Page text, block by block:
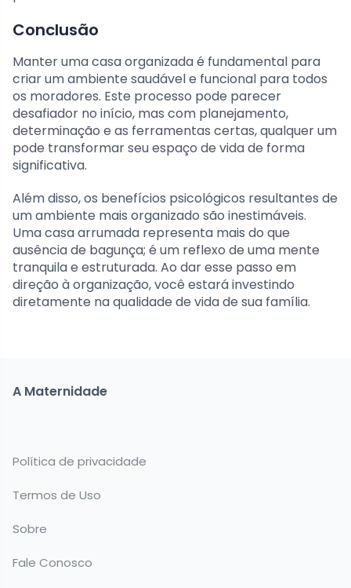
Conclusão
Manter uma casa organizada é fundamental para
criar um ambiente saudável e funcional para todos
os moradores. Este processo pode parecer
desafiador no início, mas com planejamento,
determinação e as ferramentas certas, qualquer um
pode transformar seu espaço de vida de forma
significativa.
Além disso, os benefícios psicológicos resultantes de
um ambiente mais organizado são inestimáveis.
Uma casa arrumada representa mais do que
ausência de bagunça; é um reflexo de uma mente
tranquila e estruturada. Ao dar esse passo em
direção à organização, você estará investindo
diretamente na qualidade de vida de sua família.
A Maternidade
Política de privacidade
Termos de Uso
Sobre
Fale Conosco